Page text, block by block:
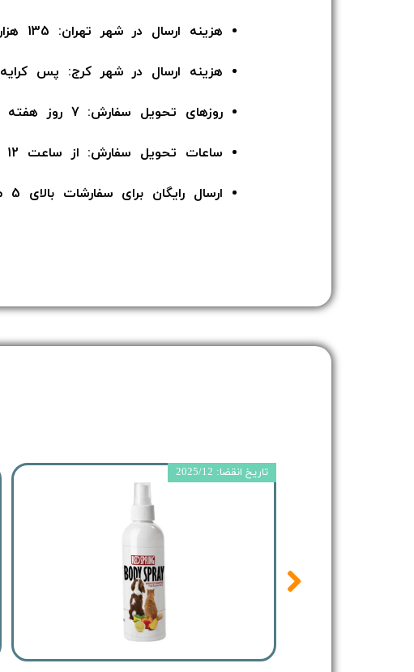
هزینه ارسال در شهر تهران: 135 هزار تومان
هزینه ارسال در شهر کرج: پس کرایه
روزهای تحویل سفارش: 7 روز هفته
ساعات تحویل سفارش: از ساعت 12 الی 19
ارسال رایگان برای سفارشات بالای 5 میلیون تومان​​​​​​​
تاریخ انقضا: 2025/12